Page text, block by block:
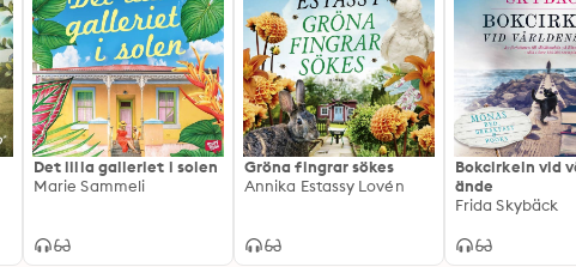
Det lilla galleriet i solen
Marie Sammeli
Gröna fingrar sökes
Annika Estassy Lovén
Bokcirkeln vid
ände
Frida Skybäck